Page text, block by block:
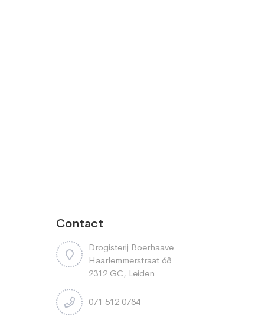
Contact
Drogisterij Boerhaave
Haarlemmerstraat 68
2312 GC, Leiden
071 512 0784